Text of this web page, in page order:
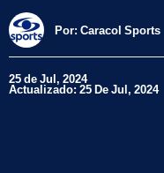
Por: Caracol Sports
25 de Jul, 2024
Actualizado: 25 De Jul, 2024